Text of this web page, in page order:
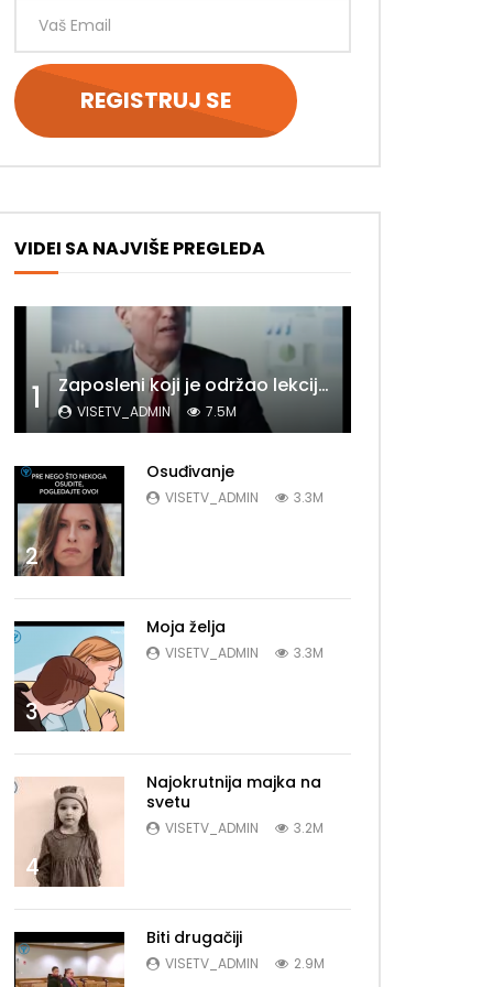
VIDEI SA NAJVIŠE PREGLEDA
1 Zaposleni koji je održao lekciju šefu
VISETV_ADMIN 7.5M
2
Osuđivanje
VISETV_ADMIN 3.3M
3
Moja želja
VISETV_ADMIN 3.3M
4
Najokrutnija majka na
svetu
VISETV_ADMIN 3.2M
Biti drugačiji
VISETV_ADMIN 2.9M